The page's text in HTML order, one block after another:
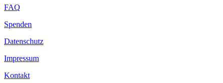
FAQ
Spenden
Datenschutz
Impressum
Kontakt